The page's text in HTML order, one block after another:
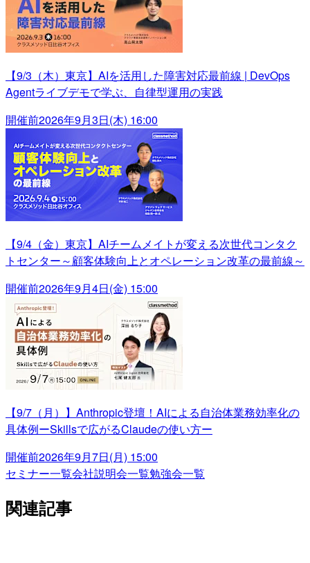
【9/3（木）東京】AIを活用した障害対応最前線 | DevOps
Agentライブデモで学ぶ、自律型運用の実践
開催前2026年9月3日(木) 16:00
【9/4（金）東京】AIチームメイトが変える次世代コンタク
トセンター～顧客体験向上とオペレーション改革の最前線～
開催前2026年9月4日(金) 15:00
【9/7（月）】Anthropic登壇！AIによる自治体業務効率化の
具体例ーSkillsで広がるClaudeの使い方ー
開催前2026年9月7日(月) 15:00
セミナー一覧会社説明会一覧勉強会一覧
関連記事